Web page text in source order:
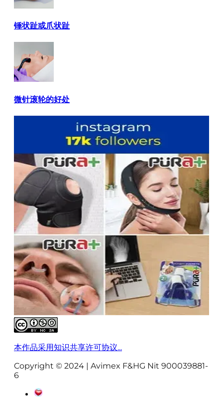
锤状趾或爪状趾
微针滚轮的好处
本作品采用知识共享许可协议...
Copyright © 2024 | Avimex F&HG Nit 900039881-
6